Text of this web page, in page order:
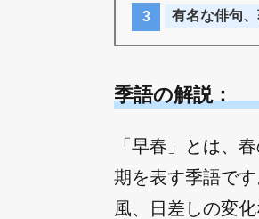
有名な俳句
季語の解説：
「早春」とは、
期を表す季語で
風、日差しの変